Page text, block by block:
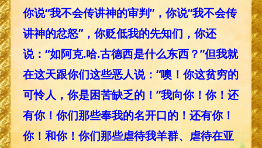
你说“我不会传讲神的审判”，你说“我不会传
讲神的忿怒”，你贬低我的先知们，你还
说：“如阿克.哈.古德西是什么东西？”但我就
在这天跟你们这些恶人说：“噢！你这贫穷的
可怜人，你是困苦缺乏的！”我向你！你！还
有你！你们那些奉我的名开口的！还有你！
你！和你！你们那些虐待我羊群、虐待在亚